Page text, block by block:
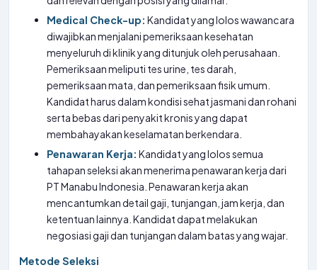
Medical Check-up: Kandidat yang lolos wawancara
diwajibkan menjalani pemeriksaan kesehatan
menyeluruh di klinik yang ditunjuk oleh perusahaan.
Pemeriksaan meliputi tes urine, tes darah,
pemeriksaan mata, dan pemeriksaan fisik umum.
Kandidat harus dalam kondisi sehat jasmani dan rohani
serta bebas dari penyakit kronis yang dapat
membahayakan keselamatan berkendara.
Penawaran Kerja: Kandidat yang lolos semua
tahapan seleksi akan menerima penawaran kerja dari
PT Manabu Indonesia. Penawaran kerja akan
mencantumkan detail gaji, tunjangan, jam kerja, dan
ketentuan lainnya. Kandidat dapat melakukan
negosiasi gaji dan tunjangan dalam batas yang wajar.
Metode Seleksi